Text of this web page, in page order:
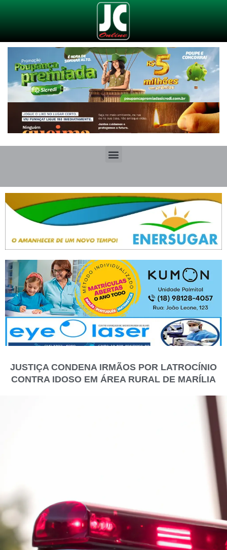
JUSTIÇA CONDENA IRMÃOS POR LATROCÍNIO
CONTRA IDOSO EM ÁREA RURAL DE MARÍLIA